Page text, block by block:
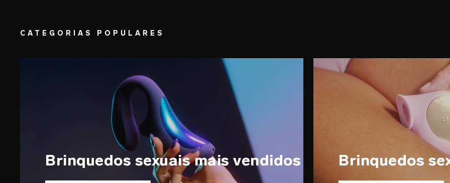
CATEGORIAS POPULARES
Brinquedos sexuais mais vendidos Brinquedos